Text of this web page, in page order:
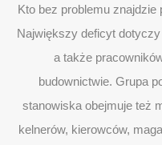
Kto bez problemu
Największy deficyt dotyczy
a także
budownictwie. Grupa
stanowiska obejmuje też
kelnerów, kierowców,